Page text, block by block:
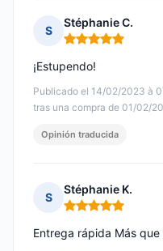
S
Stéphanie C.
Nota: 5 de 5
Publicado el 14/02/2023 à
tras una compra de 01/02/
¡Estupendo!
Opinión traducida
S
Stéphanie K.
Nota: 5 de 5
Entrega rápida Más